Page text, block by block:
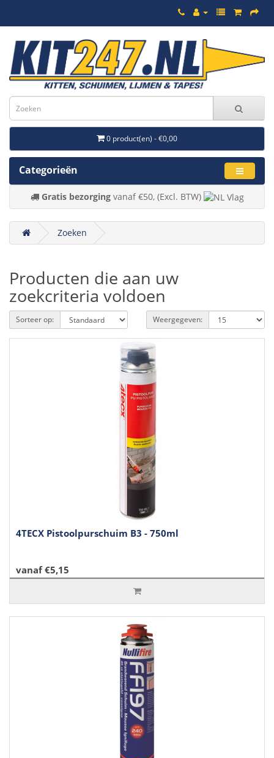
0 product(en) - €0,00
Categorieën
Gratis bezorgingvanaf €50, (Excl. BTW)
Zoeken
Producten die aan uw
zoekcriteria voldoen
Sorteer op: Weergegeven:
4TECX Pistoolpurschuim B3 - 750ml
vanaf €5,15